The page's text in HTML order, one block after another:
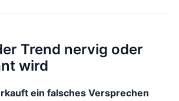
Trend nervig oder
wird
ein falsches Versprechen